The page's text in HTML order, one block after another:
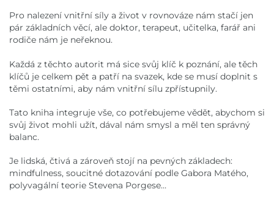
Pro nalezení vnitřní síly a život v rovnováze nám stačí jen
pár základních věcí, ale doktor, terapeut, učitelka, farář ani
rodiče nám je neřeknou.
Každá z těchto autorit má sice svůj klíč k poznání, ale těch
klíčů je celkem pět a patří na svazek, kde se musí doplnit s
těmi ostatními, aby nám vnitřní sílu zpřístupnily.
Tato kniha integruje vše, co potřebujeme vědět, abychom si
svůj život mohli užít, dával nám smysl a měl ten správný
balanc.
Je lidská, čtivá a zároveň stojí na pevných základech:
mindfulness, soucitné dotazování podle Gabora Matého,
polyvagální teorie Stevena Porgese…